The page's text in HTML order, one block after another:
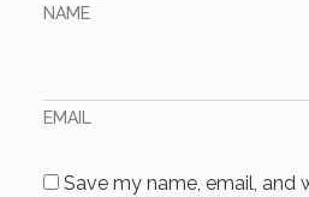
NAME
EMAIL
Save my name, email, and